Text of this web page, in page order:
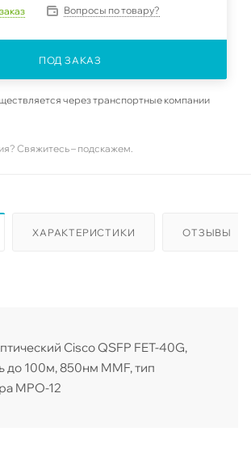
Вопросы по товару?
ПОД ЗАКАЗ
через транспортные компании
Свяжитесь – подскажем.
ХАРАКТЕРИСТИКИ ОТЗЫВЫ
Cisco QSFP FET-40G,
до 100м, 850нм MMF, тип
MPO-12